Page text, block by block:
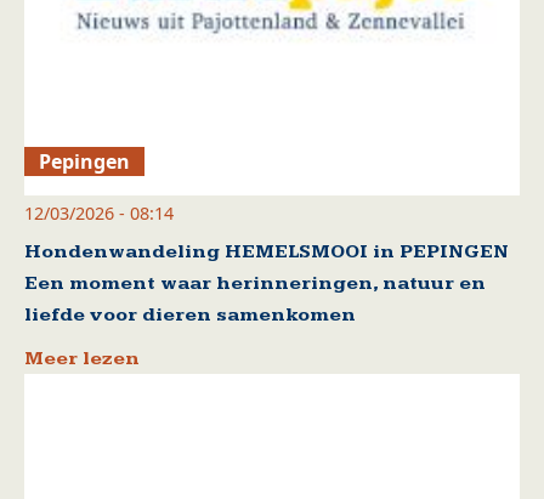
Pepingen
12/03/2026 - 08:14
Hondenwandeling HEMELSMOOI in PEPINGEN
Een moment waar herinneringen, natuur en
liefde voor dieren samenkomen
Meer lezen